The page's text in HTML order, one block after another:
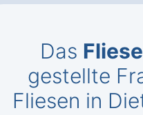
Das
gestellte
Fliesen in